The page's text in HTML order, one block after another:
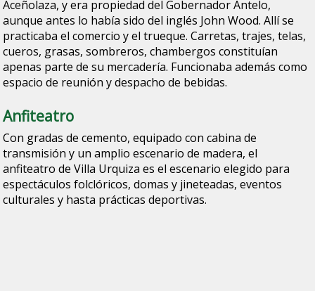
Aceñolaza, y era propiedad del Gobernador Antelo,
aunque antes lo había sido del inglés John Wood. Allí se
practicaba el comercio y el trueque. Carretas, trajes, telas,
cueros, grasas, sombreros, chambergos constituían
apenas parte de su mercadería. Funcionaba además como
espacio de reunión y despacho de bebidas.
Anfiteatro
Con gradas de cemento, equipado con cabina de
transmisión y un amplio escenario de madera, el
anfiteatro de Villa Urquiza es el escenario elegido para
espectáculos folclóricos, domas y jineteadas, eventos
culturales y hasta prácticas deportivas.